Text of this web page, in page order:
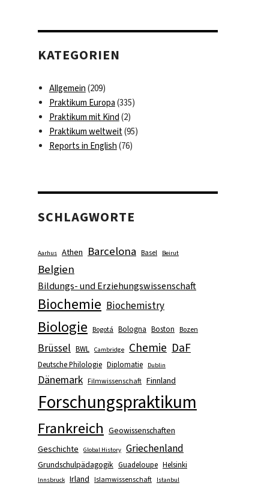
KATEGORIEN
Allgemein (209)
Praktikum Europa (335)
Praktikum mit Kind (2)
Praktikum weltweit(95)
Reports in English (76)
SCHLAGWORTE
Aarhus Athen Barcelona Basel Beirut
Belgien
Bildungs- und Erziehungswissenschaft
Biochemie Biochemistry
Biologie Bogotá Bologna Boston Bozen
Brüssel BWL Cambridge Chemie DaF
Deutsche Philologie Diplomatie Dublin
Dänemark Filmwissenschaft Finnland
Forschungspraktikum
Frankreich Geowissenschaften
Geschichte Global History Griechenland
Grundschulpädagogik Guadeloupe Helsinki
Innsbruck Irland Islamwissenschaft Istanbul